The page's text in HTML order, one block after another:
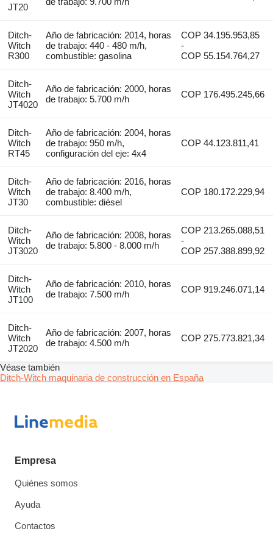
JT20
Ditch-
Witch
R300
Año de fabricación: 2014, horas
de trabajo: 440 - 480 m/h,
combustible: gasolina
COP 34.195.953,85
-
COP 55.154.764,27
Ditch-
Witch
JT4020
Año de fabricación: 2000, horas
de trabajo: 5.700 m/h
COP 176.495.245,66
Ditch-
Witch
RT45
Año de fabricación: 2004, horas
de trabajo: 950 m/h,
configuración del eje: 4x4
COP 44.123.811,41
Ditch-
Witch
JT30
Año de fabricación: 2016, horas
de trabajo: 8.400 m/h,
combustible: diésel
COP 180.172.229,94
Ditch-
Witch
JT3020
Año de fabricación: 2008, horas
de trabajo: 5.800 - 8.000 m/h
COP 213.265.088,51
-
COP 257.388.899,92
Ditch-
Witch
JT100
Año de fabricación: 2010, horas
de trabajo: 7.500 m/h
COP 919.246.071,14
Ditch-
Witch
JT2020
Año de fabricación: 2007, horas
de trabajo: 4.500 m/h
COP 275.773.821,34
Véase también
Ditch-Witch maquinaria de construcción en España
Empresa
Quiénes somos
Ayuda
Contactos